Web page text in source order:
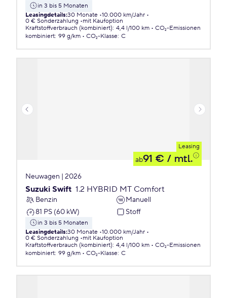
in 3 bis 5 Monaten
Leasingdetails:30 Monate 10.000 km/Jahr
0 € Sonderzahlung
mit Kaufoption
Kraftstoffverbrauch (kombiniert): 4,4 l/100 km
CO₂-Emissionen
kombiniert: 99 g/km CO₂-Klasse: C
Leasing
ab91 € / mtl.
Neuwagen | 2026
Suzuki Swift 1.2 HYBRID MT Comfort
Benzin
Manuell
81 PS (60 kW)
Stoff
in 3 bis 5 Monaten
Leasingdetails:30 Monate 10.000 km/Jahr
0 € Sonderzahlung
mit Kaufoption
Kraftstoffverbrauch (kombiniert): 4,4 l/100 km
CO₂-Emissionen
kombiniert: 99 g/km CO₂-Klasse: C